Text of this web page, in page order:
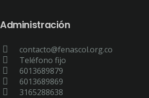
Administración
contacto@fenascol.org.co
Teléfono fijo
6013689879
6013689869
3165288638